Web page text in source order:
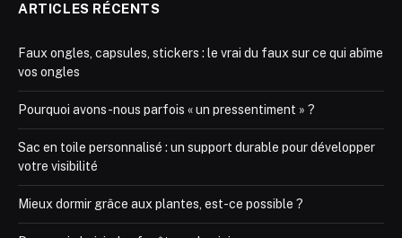
ARTICLES RÉCENTS
Faux ongles, capsules, stickers : le vrai du faux sur ce qui abîme
vos ongles
Pourquoi avons-nous parfois « un pressentiment » ?
Sac en toile personnalisé : un support durable pour développer
votre visibilité
Mieux dormir grâce aux plantes, est-ce possible ?